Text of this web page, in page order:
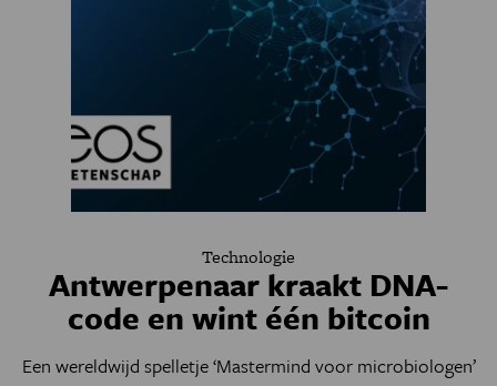
Technologie
Antwerpenaar kraakt DNA-
code en wint één bitcoin
Een wereldwijd spelletje ‘Mastermind voor microbiologen’